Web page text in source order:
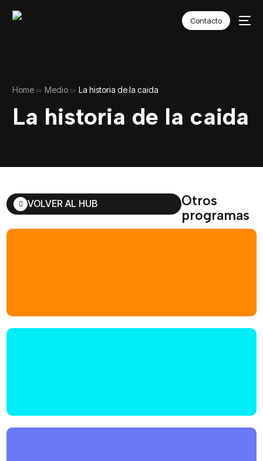
Contacto
Home Medio La historia de la caida
La historia de la caida
Otros
programas
VOLVER AL HUB